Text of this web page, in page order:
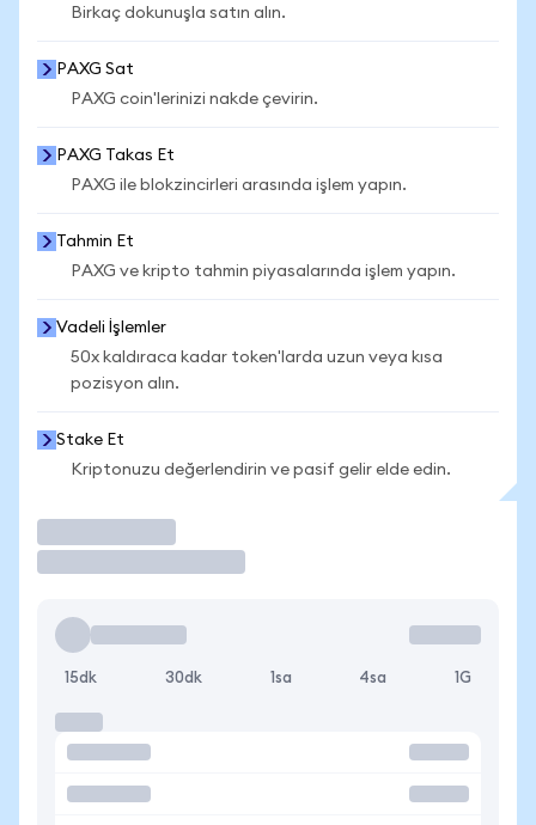
Birkaç dokunuşla satın alın.
PAXG Sat
PAXG coin'lerinizi nakde çevirin.
PAXG Takas Et
PAXG ile blokzincirleri arasında işlem yapın.
Tahmin Et
PAXG ve kripto tahmin piyasalarında işlem yapın.
Vadeli İşlemler
50x kaldıraca kadar token'larda uzun veya kısa
pozisyon alın.
Stake Et
Kriptonuzu değerlendirin ve pasif gelir elde edin.
15dk 30dk 1sa 4sa 1G